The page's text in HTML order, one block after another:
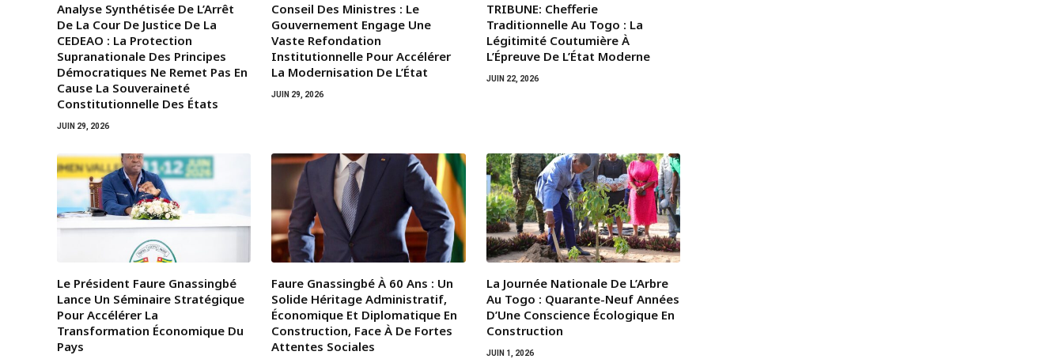
Analyse Synthétisée De L’Arrêt
De La Cour De Justice De La
CEDEAO : La Protection
Supranationale Des Principes
Démocratiques Ne Remet Pas En
Cause La Souveraineté
Constitutionnelle Des États
JUIN 29, 2026
Conseil Des Ministres : Le
Gouvernement Engage Une
Vaste Refondation
Institutionnelle Pour Accélérer
La Modernisation De L’État
JUIN 29, 2026
TRIBUNE: Chefferie
Traditionnelle Au Togo : La
Légitimité Coutumière À
L’Épreuve De L’État Moderne
JUIN 22, 2026
Le Président Faure Gnassingbé
Lance Un Séminaire Stratégique
Pour Accélérer La
Transformation Économique Du
Pays
Faure Gnassingbé À 60 Ans : Un
Solide Héritage Administratif,
Économique Et Diplomatique En
Construction, Face À De Fortes
Attentes Sociales
La Journée Nationale De L’Arbre
Au Togo : Quarante-Neuf Années
D’Une Conscience Écologique En
Construction
JUIN 1, 2026